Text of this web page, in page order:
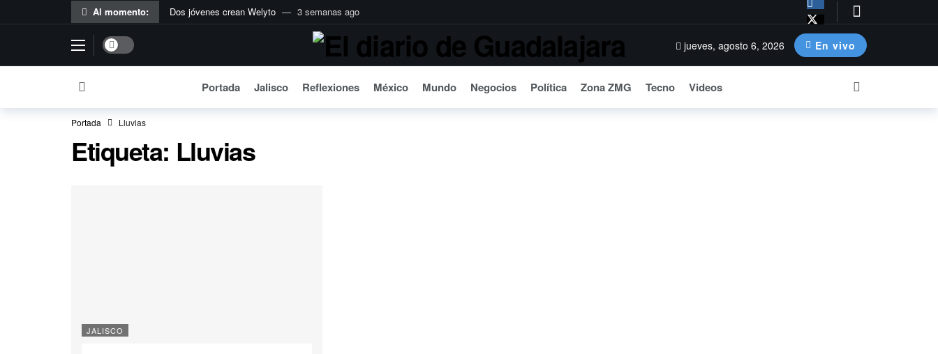
Al momento: Dos jóvenes crean Welyto
3 semanas ago
Flextival de Ecolana llega a su 11a edición con más de 3 millones de envolturas recuperadas
3 semanas ago
#Reflexiones EDG | Del agua sucia al baño de realidad
3 semanas ago
EE.UU. no ha presentado pruebas contra Rubén Rocha Moya: Sheinbaum
Dark mode jueves, agosto 6, 2026 En vivo
Portada Jalisco Reflexiones México Mundo Negocios Política Zona ZMG Tecno Videos
Portada Lluvias
Etiqueta: Lluvias
JALISCO